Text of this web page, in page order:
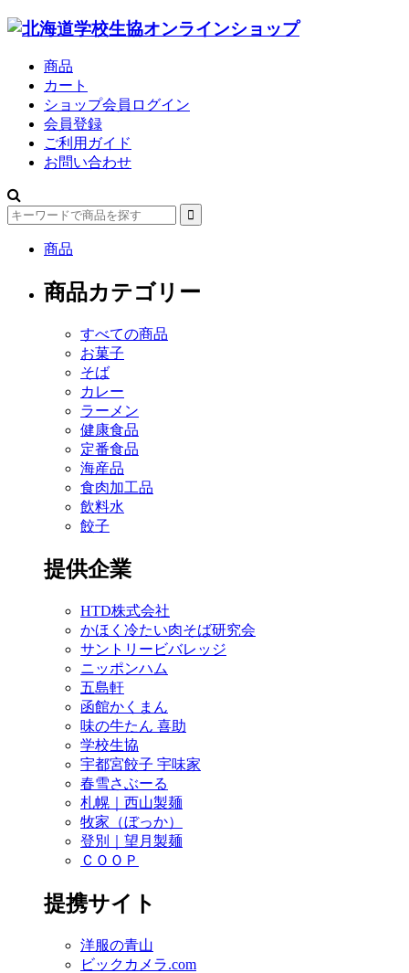
商品
カート
ショップ会員ログイン
会員登録
ご利用ガイド
お問い合わせ
商品
商品カテゴリー
すべての商品
お菓子
そば
カレー
ラーメン
健康食品
定番食品
海産品
食肉加工品
飲料水
餃子
提供企業
HTD株式会社
かほく冷たい肉そば研究会
サントリービバレッジ
ニッポンハム
五島軒
函館かくまん
味の牛たん 喜助
学校生協
宇都宮餃子 宇味家
春雪さぶーる
札幌｜西山製麺
牧家（ぼっか）
登別｜望月製麺
ＣＯＯＰ
提携サイト
洋服の青山
ビックカメラ.com